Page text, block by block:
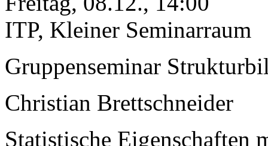
ITP, Kleiner Seminarraum
Gruppenseminar
Christian Brettschneider
Statistische Eigenschaften